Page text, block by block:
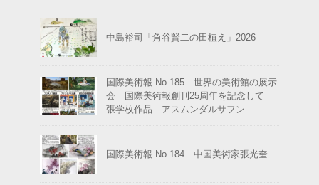
中島裕司「角谷賢二の田植え」2026
国際美術報 No.185 世界の美術館の展示
会 国際美術報創刊25周年を記念して
張学枚作品 アスムンダルサフン
国際美術報 No.184 中国美術家張光奎